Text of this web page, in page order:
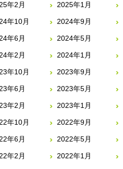
年2月 2025年1月
年10月 2024年9月
年6月 2024年5月
年2月 2024年1月
年10月 2023年9月
年6月 2023年5月
年2月 2023年1月
年10月 2022年9月
年6月 2022年5月
年2月 2022年1月